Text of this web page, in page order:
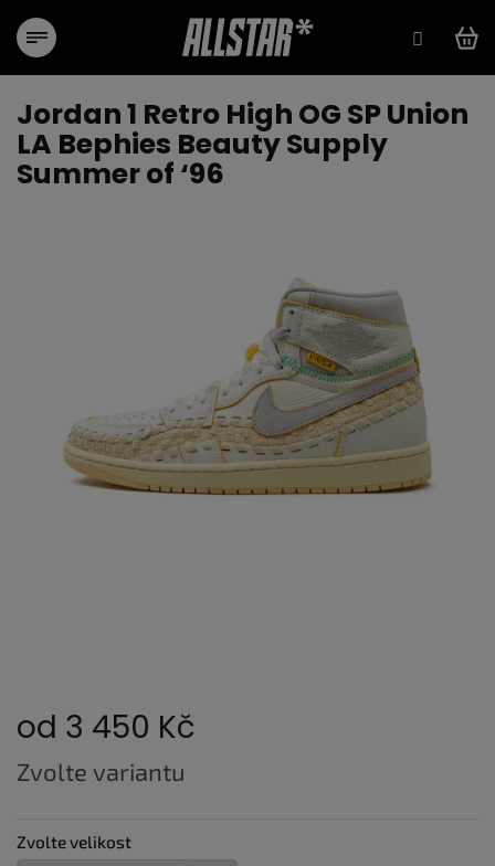
obsah
Jordan 1 Retro High OG SP Union
LA Bephies Beauty Supply
Summer of ‘96
od 3 450 Kč
Měrná
cena:
Zvolte variantu
Zvolte velikost